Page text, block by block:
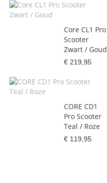
Core CL1 Pro
Scooter
Zwart / Goud
€ 219,95
CORE CD1
Pro Scooter
Teal / Roze
€ 119,95